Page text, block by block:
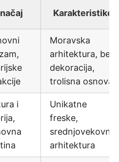
Karakteristike
Moravska
arhitektura, bez
dekoracija,
trolisna osnova
i
Unikatne
freske,
srednjovekovna
arhitektura